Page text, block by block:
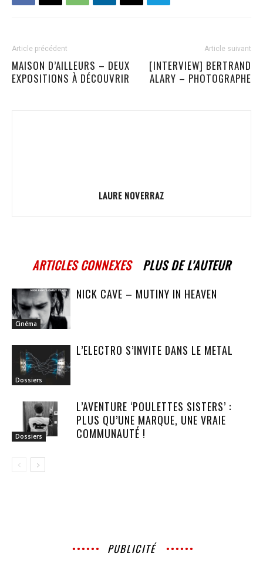
Article précédent
MAISON D’AILLEURS – DEUX
EXPOSITIONS À DÉCOUVRIR
Article suivant
[INTERVIEW] BERTRAND
ALARY – PHOTOGRAPHE
LAURE NOVERRAZ
ARTICLES CONNEXES PLUS DE L'AUTEUR
Cinéma
NICK CAVE – MUTINY IN HEAVEN
Dossiers
L’ELECTRO S’INVITE DANS LE METAL
Dossiers
L’AVENTURE ‘POULETTES SISTERS’ :
PLUS QU’UNE MARQUE, UNE VRAIE
COMMUNAUTÉ !
PUBLICITÉ